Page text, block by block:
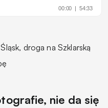
droga na Szklarską
nie da się